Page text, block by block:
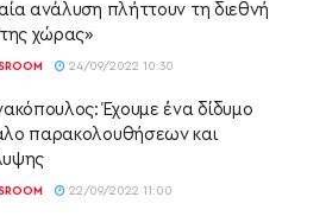
ανάλυση πλήττουν τη διεθνή
χώρας»
24/09/2022 10:30
Έχουμε ένα δίδυμο
παρακολουθήσεων και
22/09/2022 11:00